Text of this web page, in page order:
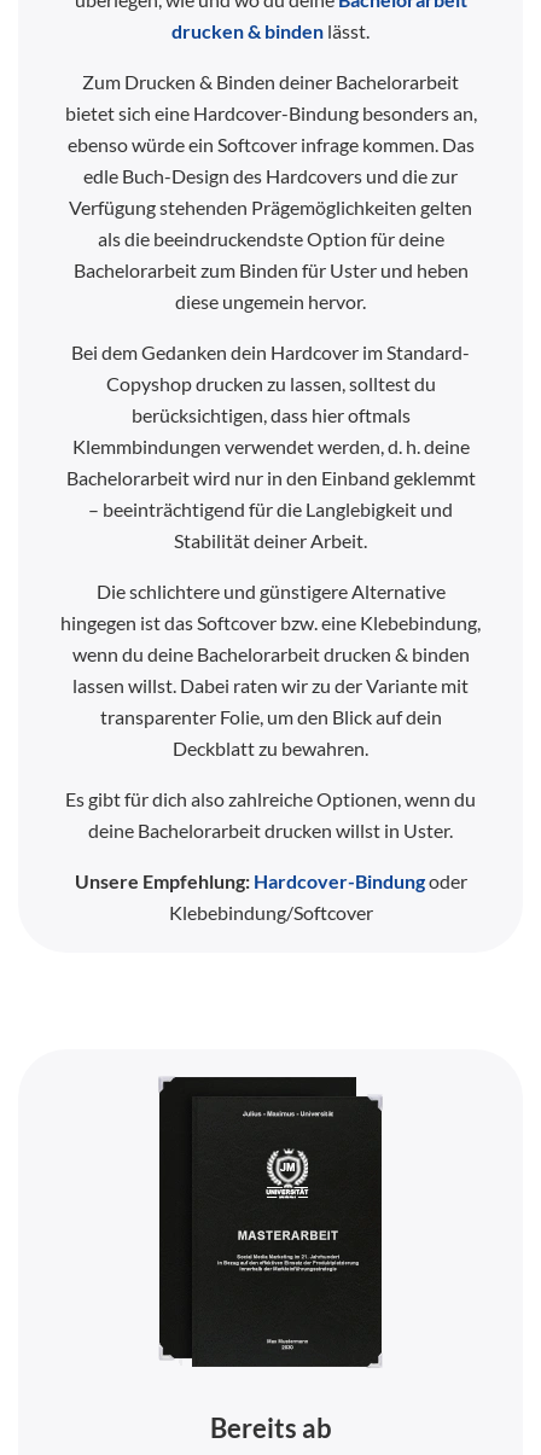
drucken & binden lässt.
Zum Drucken & Binden deiner Bachelorarbeit
bietet sich eine Hardcover-Bindung besonders an,
ebenso würde ein Softcover infrage kommen. Das
edle Buch-Design des Hardcovers und die zur
Verfügung stehenden Prägemöglichkeiten gelten
als die beeindruckendste Option für deine
Bachelorarbeit zum Binden für Uster und heben
diese ungemein hervor.
Bei dem Gedanken dein Hardcover im Standard-
Copyshop drucken zu lassen, solltest du
berücksichtigen, dass hier oftmals
Klemmbindungen verwendet werden, d. h. deine
Bachelorarbeit wird nur in den Einband geklemmt
– beeinträchtigend für die Langlebigkeit und
Stabilität deiner Arbeit.
Die schlichtere und günstigere Alternative
hingegen ist das Softcover bzw. eine Klebebindung,
wenn du deine Bachelorarbeit drucken & binden
lassen willst. Dabei raten wir zu der Variante mit
transparenter Folie, um den Blick auf dein
Deckblatt zu bewahren.
Es gibt für dich also zahlreiche Optionen, wenn du
deine Bachelorarbeit drucken willst in Uster.
Unsere Empfehlung: Hardcover-Bindungoder
Klebebindung/Softcover
Bereits ab